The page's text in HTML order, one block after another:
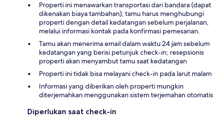
Properti ini menawarkan transportasi dari bandara (dapat
dikenakan biaya tambahan); tamu harus menghubungi
properti dengan detail kedatangan sebelum perjalanan,
melalui informasi kontak pada konfirmasi pemesanan.
Tamu akan menerima email dalam waktu 24 jam sebelum
kedatangan yang berisi petunjuk check-in; resepsionis
properti akan menyambut tamu saat kedatangan
Properti ini tidak bisa melayani check-in pada larut malam
Informasi yang diberikan oleh properti mungkin
diterjemahkan menggunakan sistem terjemahan otomatis
Diperlukan saat check-in